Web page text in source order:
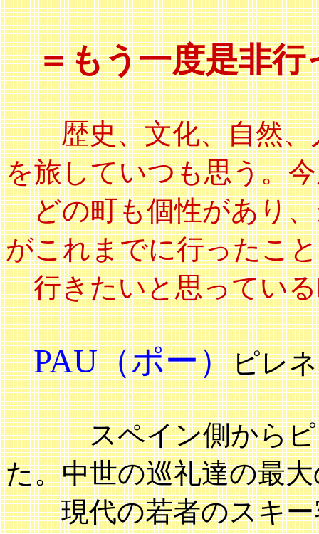
＝もう一度是非
歴史、文化、自然
を旅していつも思う。
どの町も個性があり、
がこれまでに行ったこ
行きたいと思っている
PAU（ポー）ピレ
スペイン側からピレ
た。中世の巡礼達の最
現代の若者のスキー